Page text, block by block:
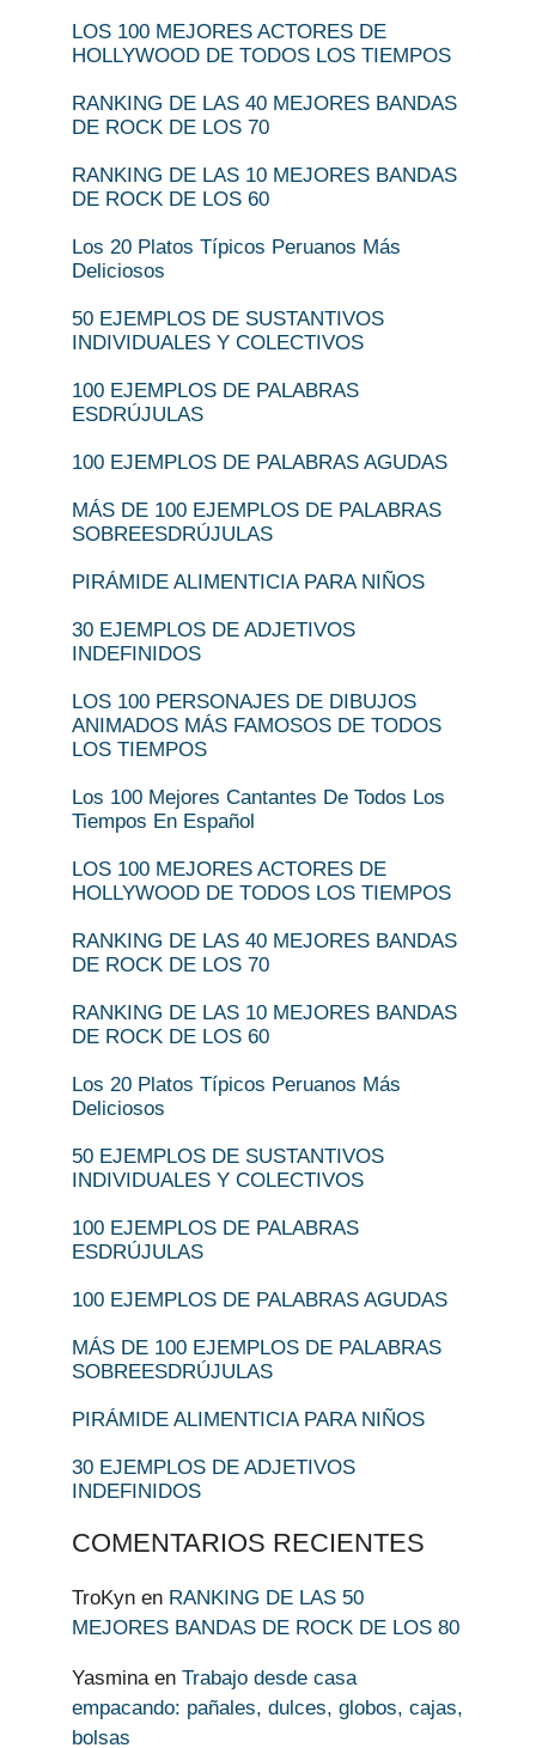
LOS 100 MEJORES ACTORES DE
HOLLYWOOD DE TODOS LOS TIEMPOS
RANKING DE LAS 40 MEJORES BANDAS
DE ROCK DE LOS 70
RANKING DE LAS 10 MEJORES BANDAS
DE ROCK DE LOS 60
Los 20 Platos Típicos Peruanos Más
Deliciosos
50 EJEMPLOS DE SUSTANTIVOS
INDIVIDUALES Y COLECTIVOS
100 EJEMPLOS DE PALABRAS
ESDRÚJULAS
100 EJEMPLOS DE PALABRAS AGUDAS
MÁS DE 100 EJEMPLOS DE PALABRAS
SOBREESDRÚJULAS
PIRÁMIDE ALIMENTICIA PARA NIÑOS
30 EJEMPLOS DE ADJETIVOS
INDEFINIDOS
LOS 100 PERSONAJES DE DIBUJOS
ANIMADOS MÁS FAMOSOS DE TODOS
LOS TIEMPOS
Los 100 Mejores Cantantes De Todos Los
Tiempos En Español
LOS 100 MEJORES ACTORES DE
HOLLYWOOD DE TODOS LOS TIEMPOS
RANKING DE LAS 40 MEJORES BANDAS
DE ROCK DE LOS 70
RANKING DE LAS 10 MEJORES BANDAS
DE ROCK DE LOS 60
Los 20 Platos Típicos Peruanos Más
Deliciosos
50 EJEMPLOS DE SUSTANTIVOS
INDIVIDUALES Y COLECTIVOS
100 EJEMPLOS DE PALABRAS
ESDRÚJULAS
100 EJEMPLOS DE PALABRAS AGUDAS
MÁS DE 100 EJEMPLOS DE PALABRAS
SOBREESDRÚJULAS
PIRÁMIDE ALIMENTICIA PARA NIÑOS
30 EJEMPLOS DE ADJETIVOS
INDEFINIDOS
COMENTARIOS RECIENTES
TroKyn en RANKING DE LAS 50
MEJORES BANDAS DE ROCK DE LOS 80
Yasminaen Trabajo desde casa
empacando: pañales, dulces, globos, cajas,
bolsas